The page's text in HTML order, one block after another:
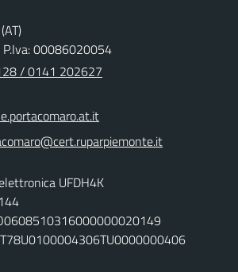
00086020054
/ 0141 202627
UFDH4K